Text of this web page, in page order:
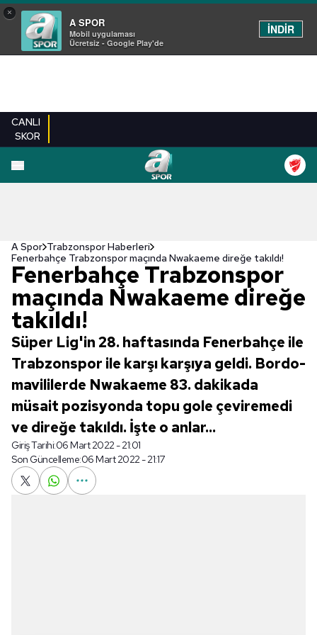
×
A SPOR
Mobil uygulaması
Ücretsiz - Google Play'de
İNDİR
CANLI
SKOR
A Spor Trabzonspor Haberleri
Fenerbahçe Trabzonspor maçında Nwakaeme direğe takıldı!
Fenerbahçe Trabzonspor
maçında Nwakaeme direğe
takıldı!
Süper Lig'in 28. haftasında Fenerbahçe ile
Trabzonspor ile karşı karşıya geldi. Bordo-
mavililerde Nwakaeme 83. dakikada
müsait pozisyonda topu gole çeviremedi
ve direğe takıldı. İşte o anlar...
Giriş Tarihi:06 Mart 2022 - 21:01
Son Güncelleme:06 Mart 2022 - 21:17